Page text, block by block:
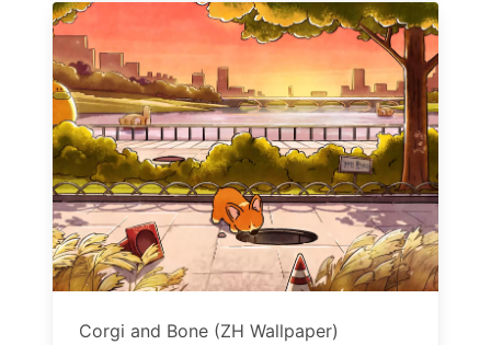
Corgi and Bone (ZH Wallpaper)